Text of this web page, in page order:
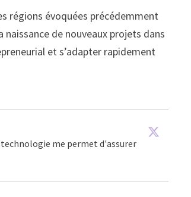
régions évoquées précédemment
de nouveaux projets dans
et s’adapter rapidement
me permet d'assurer